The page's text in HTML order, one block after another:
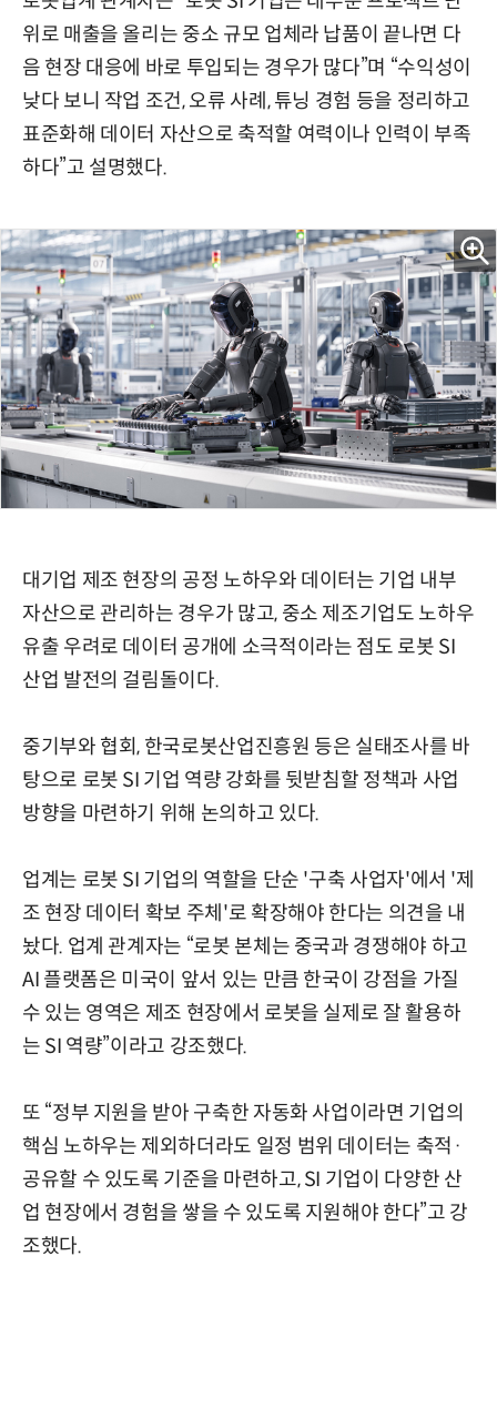
위로 매출을 올리는 중소 규모 업체라 납품이 끝나면 다
음 현장 대응에 바로 투입되는 경우가 많다”며 “수익성이
낮다 보니 작업 조건, 오류 사례, 튜닝 경험 등을 정리하고
표준화해 데이터 자산으로 축적할 여력이나 인력이 부족
하다”고 설명했다.
대기업 제조 현장의 공정 노하우와 데이터는 기업 내부
자산으로 관리하는 경우가 많고, 중소 제조기업도 노하우
유출 우려로 데이터 공개에 소극적이라는 점도 로봇 SI
산업 발전의 걸림돌이다.
중기부와 협회, 한국로봇산업진흥원 등은 실태조사를 바
탕으로 로봇 SI 기업 역량 강화를 뒷받침할 정책과 사업
방향을 마련하기 위해 논의하고 있다.
업계는 로봇 SI 기업의 역할을 단순 '구축 사업자'에서 '제
조 현장 데이터 확보 주체'로 확장해야 한다는 의견을 내
놨다. 업계 관계자는 “로봇 본체는 중국과 경쟁해야 하고
AI 플랫폼은 미국이 앞서 있는 만큼 한국이 강점을 가질
수 있는 영역은 제조 현장에서 로봇을 실제로 잘 활용하
는 SI 역량”이라고 강조했다.
또 “정부 지원을 받아 구축한 자동화 사업이라면 기업의
핵심 노하우는 제외하더라도 일정 범위 데이터는 축적·
공유할 수 있도록 기준을 마련하고, SI 기업이 다양한 산
업 현장에서 경험을 쌓을 수 있도록 지원해야 한다”고 강
조했다.